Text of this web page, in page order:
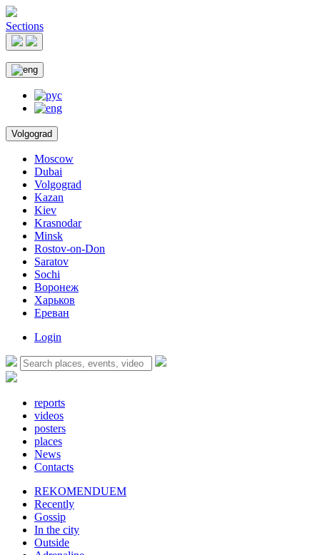
Sections
Volgograd
Moscow
Dubai
Volgograd
Kazan
Kiev
Krasnodar
Minsk
Rostov-on-Don
Saratov
Sochi
Воронеж
Харьков
Ереван
Login
reports
videos
posters
places
News
Contacts
REKOMENDUEM
Recently
Gossip
In the city
Outside